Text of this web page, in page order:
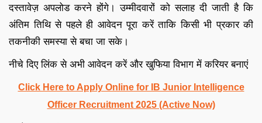
दस्तावेज़ अपलोड करने होंगे। उम्मीदवारों को सलाह दी जाती है कि
अंतिम तिथि से पहले ही आवेदन पूरा करें ताकि किसी भी प्रकार की
तकनीकी समस्या से बचा जा सके।
नीचे दिए लिंक से अभी आवेदन करें और खुफिया विभाग में करियर बनाएं
Click Here to Apply Online for IB Junior Intelligence
Officer Recruitment 2025 (Active Now)